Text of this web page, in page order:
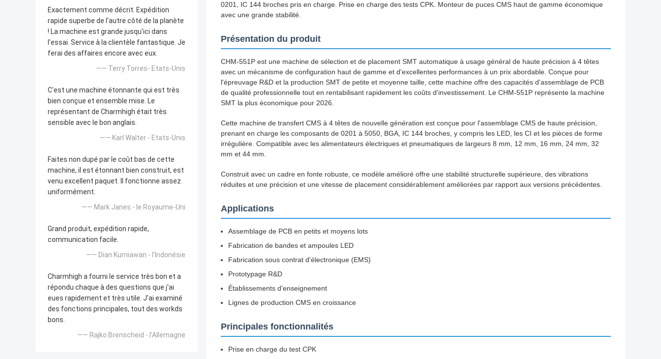
Exactement comme décrit. Expédition
rapide superbe de l'autre côté de la planète
! La machine est grande jusqu'ici dans
l'essai. Service à la clientèle fantastique. Je
ferai des affaires encore avec eux.
—— Terry Torres- Etats-Unis
C'est une machine étonnante qui est très
bien conçue et ensemble mise. Le
représentant de Charmhigh était très
sensible avec le bon anglais.
—— Karl Walter - Etats-Unis
Faites non dupé par le coût bas de cette
machine, il est étonnant bien construit, est
venu excellent paquet. Il fonctionne assez
uniformément.
—— Mark Janes - le Royaume-Uni
Grand produit, expédition rapide,
communication facile.
—— Dian Kurniawan - l'Indonésie
Charmhigh a fourni le service très bon et a
répondu chaque à des questions que j'ai
eues rapidement et très utile. J'ai examiné
des fonctions principales, tout des workds
bons.
—— Rajko Brenscheid - l'Allemagne
0201, IC 144 broches pris en charge. Prise en charge des tests CPK. Monteur de puces CMS haut de gamme économique
avec une grande stabilité.
Présentation du produit
CHM-551P est une machine de sélection et de placement SMT automatique à usage général de haute précision à 4 têtes
avec un mécanisme de configuration haut de gamme et d'excellentes performances à un prix abordable. Conçue pour
l'épreuvage R&D et la production SMT de petite et moyenne taille, cette machine offre des capacités d'assemblage de PCB
de qualité professionnelle tout en rentabilisant rapidement les coûts d'investissement. Le CHM-551P représente la machine
SMT la plus économique pour 2026.
Cette machine de transfert CMS à 4 têtes de nouvelle génération est conçue pour l'assemblage CMS de haute précision,
prenant en charge les composants de 0201 à 5050, BGA, IC 144 broches, y compris les LED, les CI et les pièces de forme
irrégulière. Compatible avec les alimentateurs électriques et pneumatiques de largeurs 8 mm, 12 mm, 16 mm, 24 mm, 32
mm et 44 mm.
Construit avec un cadre en fonte robuste, ce modèle amélioré offre une stabilité structurelle supérieure, des vibrations
réduites et une précision et une vitesse de placement considérablement améliorées par rapport aux versions précédentes.
Applications
Assemblage de PCB en petits et moyens lots
Fabrication de bandes et ampoules LED
Fabrication sous contrat d'électronique (EMS)
Prototypage R&D
Établissements d'enseignement
Lignes de production CMS en croissance
Principales fonctionnalités
Prise en charge du test CPK